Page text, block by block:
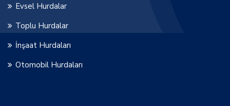
Evsel Hurdalar
Toplu Hurdalar
İnşaat Hurdaları
Otomobil Hurdaları